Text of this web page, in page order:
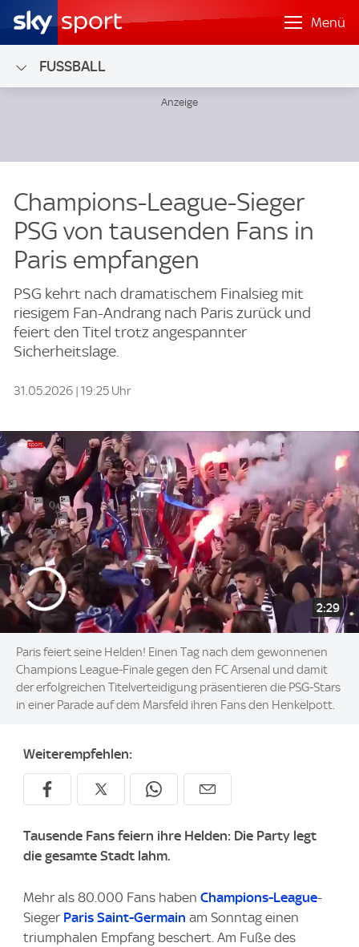
Menü
FUSSBALL
Champions-League-Sieger
PSG von tausenden Fans in
Paris empfangen
PSG kehrt nach dramatischem Finalsieg mit
riesigem Fan-Andrang nach Paris zurück und
feiert den Titel trotz angespannter
Sicherheitslage.
31.05.2026 | 19:25 Uhr
2:29
Paris feiert seine Helden! Einen Tag nach dem gewonnenen
Champions League-Finale gegen den FC Arsenal und damit
der erfolgreichen Titelverteidigung präsentieren die PSG-Stars
in einer Parade auf dem Marsfeld ihren Fans den Henkelpott.
Weiterempfehlen:
Tausende Fans feiern ihre Helden: Die Party legt
die gesamte Stadt lahm.
Mehr als 80.000 Fans haben Champions-League-
Sieger Paris Saint-Germain am Sonntag einen
triumphalen Empfang beschert. Am Fuße des